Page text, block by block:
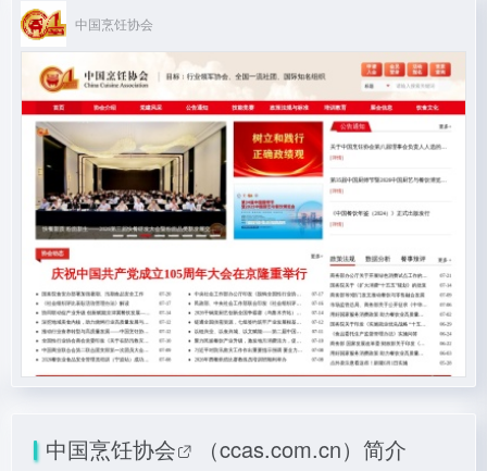
中国烹饪协会
中国烹饪协会 （ccas.com.cn）简介